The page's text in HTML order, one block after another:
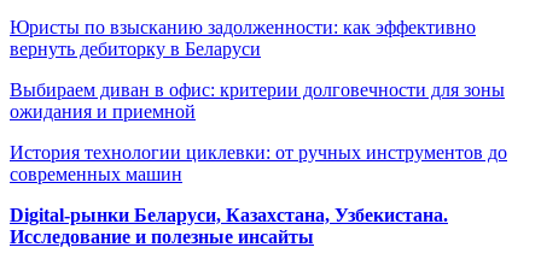
Юристы по взысканию задолженности: как эффективно
вернуть дебиторку в Беларуси
Выбираем диван в офис: критерии долговечности для зоны
ожидания и приемной
История технологии циклевки: от ручных инструментов до
современных машин
Digital-рынки Беларуси, Казахстана, Узбекистана.
Исследование и полезные инсайты